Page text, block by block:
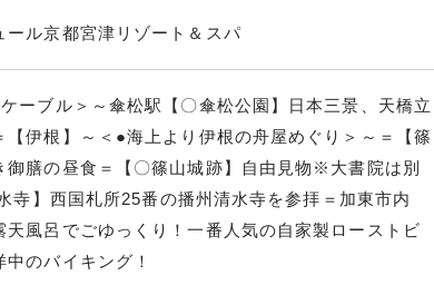
ール京都宮津リゾート＆スパ
ーブル＞～傘松駅【〇傘松公園】日本三景、天橋立
【伊根】～＜●海上より伊根の舟屋めぐり＞～＝【篠
御膳の昼食＝【〇篠山城跡】自由見物※大書院は別
寺】西国札所25番の播州清水寺を参拝＝加東市内
天風呂でごゆっくり！一番人気の自家製ローストビ
のバイキング！